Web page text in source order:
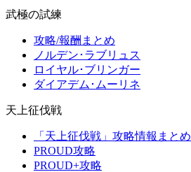
武極の試練
攻略/報酬まとめ
ノルデン･ラブリュス
ロイヤル･ブリンガー
ダイアデム･ムーリネ
天上征伐戦
「天上征伐戦」攻略情報まとめ
PROUD攻略
PROUD+攻略